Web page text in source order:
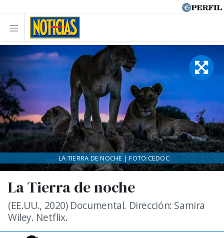
La Tierra de noche
(EE.UU., 2020) Documental. Dirección: Samira
Wiley. Netflix.
LA TIERRA DE NOCHE | FOTO:CEDOC